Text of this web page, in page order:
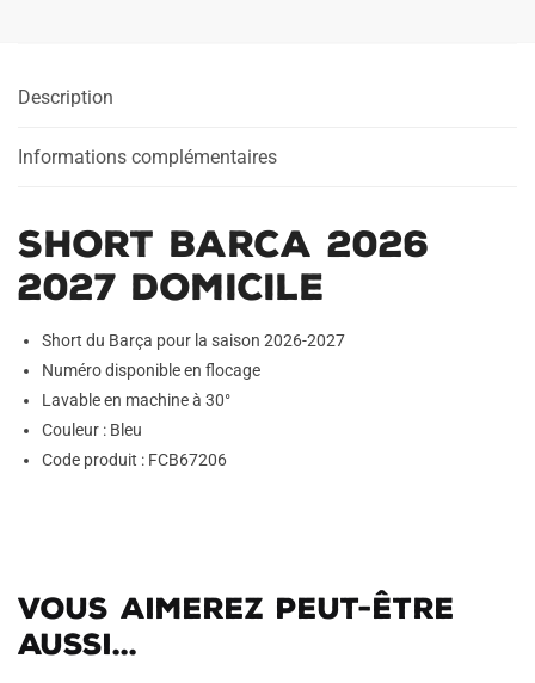
Description
Informations complémentaires
Short Barca 2026
2027 Domicile
Short du Barça pour la saison 2026-2027
Numéro disponible en flocage
Lavable en machine à 30°
Couleur : Bleu
Code produit : FCB67206
Vous aimerez peut-être
aussi...